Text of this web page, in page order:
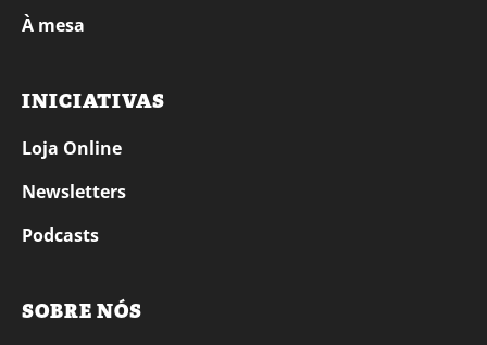
À mesa
INICIATIVAS
Loja Online
Newsletters
Podcasts
SOBRE NÓS